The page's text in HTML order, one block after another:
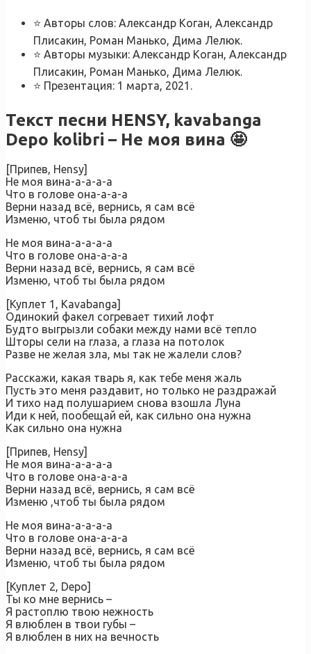
⭐ Авторы слов: Александр Коган, Александр
Плисакин, Роман Манько, Дима Лелюк.
⭐ Авторы музыки: Александр Коган, Александр
Плисакин, Роман Манько, Дима Лелюк.
⭐ Презентация: 1 марта, 2021.
Текст песни HENSY, kavabanga
Depo kolibri – Не моя вина 🤩
[Припев, Hensy]
Не моя вина-а-а-а-а
Что в голове она-а-а-а
Верни назад всё, вернись, я сам всё
Изменю, чтоб ты была рядом
Не моя вина-а-а-а-а
Что в голове она-а-а-а
Верни назад всё, вернись, я сам всё
Изменю, чтоб ты была рядом
[Куплет 1, Kavabanga]
Одинокий факел согревает тихий лофт
Будто выгрызли собаки между нами всё тепло
Шторы сели на глаза, а глаза на потолок
Разве не желая зла, мы так не жалели слов?
Расскажи, какая тварь я, как тебе меня жаль
Пусть это меня раздавит, но только не раздражай
И тихо над полушарием снова взошла Луна
Иди к ней, пообещай ей, как сильно она нужна
Как сильно она нужна
[Припев, Hensy]
Не моя вина-а-а-а-а
Что в голове она-а-а-а
Верни назад всё, вернись, я сам всё
Изменю ,чтоб ты была рядом
Не моя вина-а-а-а-а
Что в голове она-а-а-а
Верни назад всё, вернись, я сам всё
Изменю, чтоб ты была рядом
[Куплет 2, Depo]
Ты ко мне вернись –
Я растоплю твою нежность
Я влюблен в твои губы –
Я влюблен в них на вечность